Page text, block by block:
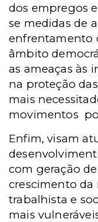
dos empregos
se medidas de
enfrentamento
âmbito
as ameaças às
na proteção
mais
movimentos
Enfim, visam
com geração
crescimento da
trabalhista e
mais